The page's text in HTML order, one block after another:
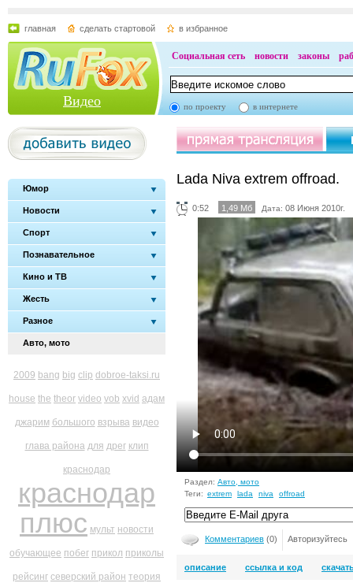
главная сделать стартовой в избранное
Видео
Социальная сеть новости законы
по проекту в интернете
Юмор
Новости
Спорт
Познавательное
Кино и ТВ
Жесть
Разное
Авто, мото
2009 bang big clip dobroe-taksi.ru
house the theor video vob xvid адам
джарим большого взрыва видео
глава района для дрег клип
краснодар
краснодар
плюс мульт новости
обучающее побег прикол приколы
рейсинг северский район теория
Lada Niva extrem offroad.
0:52 1,49 Мб Дата: 08 Июня 2010г.
Раздел: Авто, мото
Теги: extrem lada niva offroad
Комментариев (0) Авторизуйтесь
описание ссылка и код